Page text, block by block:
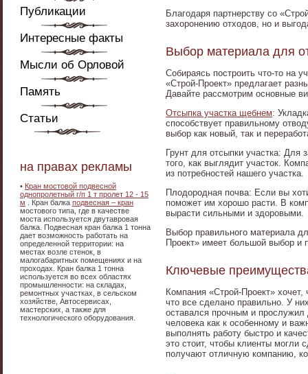
Публикации
Интересные факты
Мысли об Орловой
Память
Статьи
на правах рекламы
• Кран мостовой подвесной
однопролетный г/п 1 т пролет 12 - 15
м . Кран балка подвесная – кран
мостового типа, где в качестве
моста используется двутавровая
балка. Подвесная кран балка 1 тонна
дает возможность работать на
определенной территории: на
местах возле стенок, в
малогабаритных помещениях и на
проходах. Кран балка 1 тонна
используется во всех областях
промышленности: на складах,
ремонтных участках, в сельском
хозяйстве, Автосервисах,
мастерских, а также для
технологического оборудования.
Благодаря партнерству со
захоронению отходов, но и
Выбор материала для
Собираясь построить что-то на
«Строй-Проект» предлагает
Давайте рассмотрим основные
Отсыпка участка щебнем:
способствует правильному
выбор как новый, так и
Грунт для отсыпки участка: Для
того, как выглядит участок.
из потребностей нашего участка.
Плодородная почва: Если вы
поможет им хорошо расти. В
вырасти сильными и здоровыми.
Выбор правильного материала
Проект» имеет большой выбор и
Ключевые
Компания «Строй-Проект»
что все сделано правильно. У
оставался прочным и прослужил
человека как к особенному и
выполнять работу быстро и
это стоит, чтобы клиенты могли
получают отличную компанию,